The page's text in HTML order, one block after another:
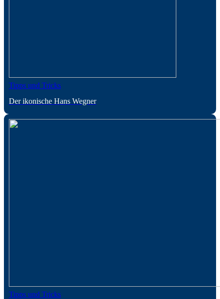
Tipps und Tricks
Der ikonische Hans Wegner
Tipps und Tricks